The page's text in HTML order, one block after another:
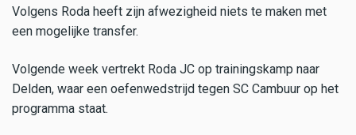
Volgens Roda heeft zijn afwezigheid niets te maken met
een mogelijke transfer.
Volgende week vertrekt Roda JC op trainingskamp naar
Delden, waar een oefenwedstrijd tegen SC Cambuur op het
programma staat.